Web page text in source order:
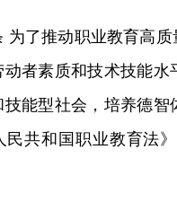
为了推动职业教育高
者素质和技术技能水
技能型社会，培养德
民共和国职业教育法